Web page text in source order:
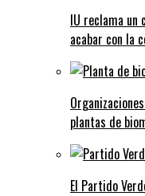
IU reclama un
acabar con la
plantas de
El Partido